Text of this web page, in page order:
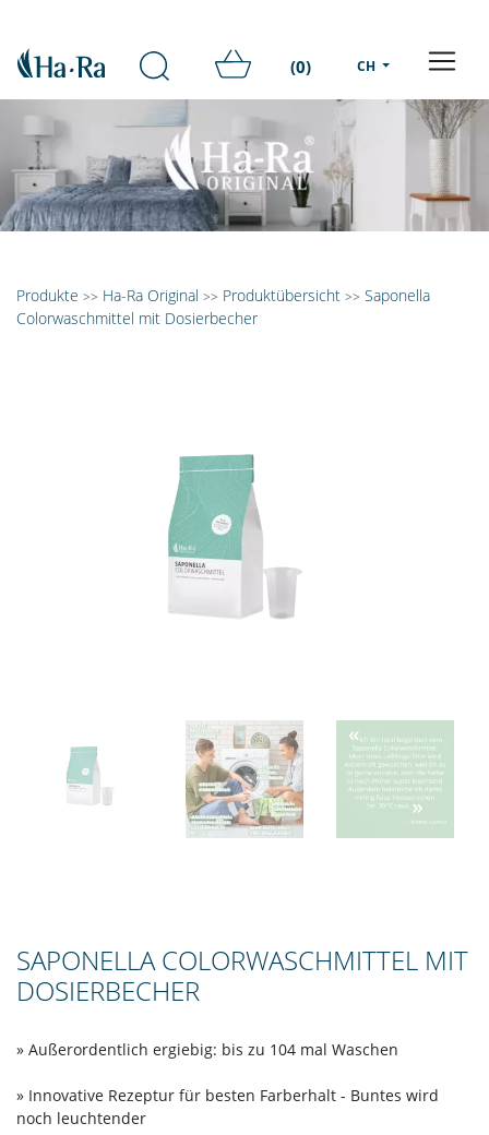
(0) CH
Produkte >> Ha-Ra Original >> Produktübersicht >> Saponella
Colorwaschmittel mit Dosierbecher
SAPONELLA COLORWASCHMITTEL MIT
DOSIERBECHER
» Außerordentlich ergiebig: bis zu 104 mal Waschen
» Innovative Rezeptur für besten Farberhalt - Buntes wird
noch leuchtender